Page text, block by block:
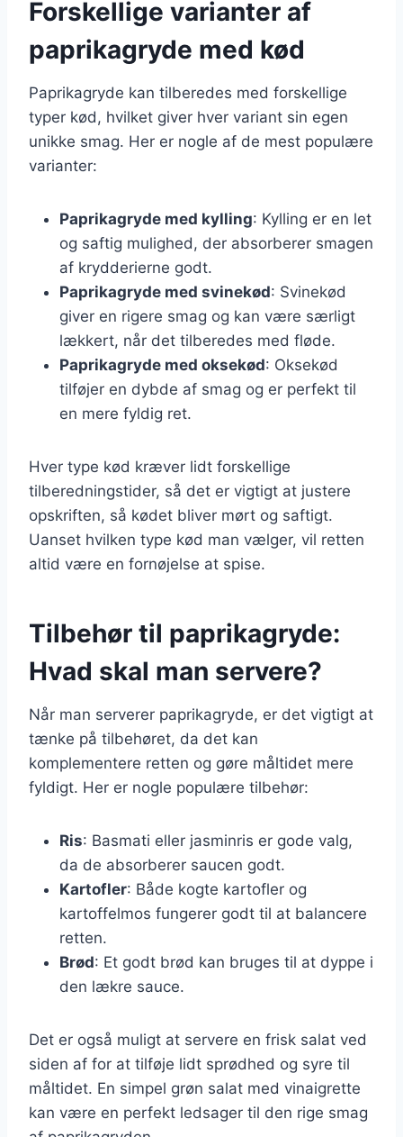
Forskellige varianter af
paprikagryde med kød
Paprikagryde kan tilberedes med forskellige
typer kød, hvilket giver hver variant sin egen
unikke smag. Her er nogle af de mest populære
varianter:
Paprikagryde med kylling: Kylling er en let
og saftig mulighed, der absorberer smagen
af krydderierne godt.
Paprikagryde med svinekød: Svinekød
giver en rigere smag og kan være særligt
lækkert, når det tilberedes med fløde.
Paprikagryde med oksekød: Oksekød
tilføjer en dybde af smag og er perfekt til
en mere fyldig ret.
Hver type kød kræver lidt forskellige
tilberedningstider, så det er vigtigt at justere
opskriften, så kødet bliver mørt og saftigt.
Uanset hvilken type kød man vælger, vil retten
altid være en fornøjelse at spise.
Tilbehør til paprikagryde:
Hvad skal man servere?
Når man serverer paprikagryde, er det vigtigt at
tænke på tilbehøret, da det kan
komplementere retten og gøre måltidet mere
fyldigt. Her er nogle populære tilbehør:
Ris: Basmati eller jasminris er gode valg,
da de absorberer saucen godt.
Kartofler: Både kogte kartofler og
kartoffelmos fungerer godt til at balancere
retten.
Brød: Et godt brød kan bruges til at dyppe i
den lækre sauce.
Det er også muligt at servere en frisk salat ved
siden af for at tilføje lidt sprødhed og syre til
måltidet. En simpel grøn salat med vinaigrette
kan være en perfekt ledsager til den rige smag